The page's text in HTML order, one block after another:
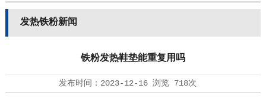
发热铁粉新闻
铁粉发热鞋垫能重复用吗
发布时间： 2023-12-16浏览 718次